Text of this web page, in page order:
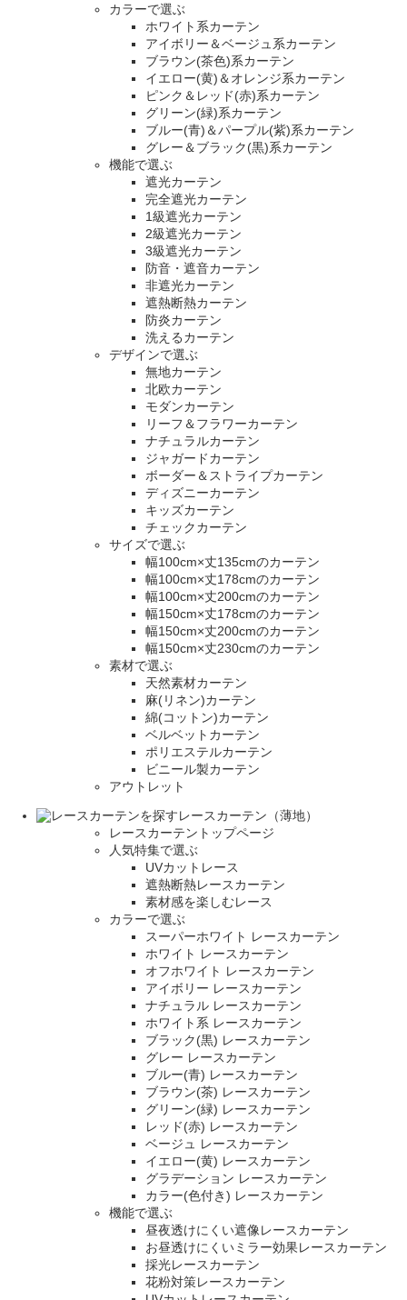
カラーで選ぶ
ホワイト系カーテン
アイボリー＆ベージュ系カーテン
ブラウン(茶色)系カーテン
イエロー(黄)＆オレンジ系カーテン
ピンク＆レッド(赤)系カーテン
グリーン(緑)系カーテン
ブルー(青)＆パープル(紫)系カーテン
グレー＆ブラック(黒)系カーテン
機能で選ぶ
遮光カーテン
完全遮光カーテン
1級遮光カーテン
2級遮光カーテン
3級遮光カーテン
防音・遮音カーテン
非遮光カーテン
遮熱断熱カーテン
防炎カーテン
洗えるカーテン
デザインで選ぶ
無地カーテン
北欧カーテン
モダンカーテン
リーフ＆フラワーカーテン
ナチュラルカーテン
ジャガードカーテン
ボーダー＆ストライプカーテン
ディズニーカーテン
キッズカーテン
チェックカーテン
サイズで選ぶ
幅100cm×丈135cmのカーテン
幅100cm×丈178cmのカーテン
幅100cm×丈200cmのカーテン
幅150cm×丈178cmのカーテン
幅150cm×丈200cmのカーテン
幅150cm×丈230cmのカーテン
素材で選ぶ
天然素材カーテン
麻(リネン)カーテン
綿(コットン)カーテン
ベルベットカーテン
ポリエステルカーテン
ビニール製カーテン
アウトレット
レースカーテン（薄地）
レースカーテントップページ
人気特集で選ぶ
UVカットレース
遮熱断熱レースカーテン
素材感を楽しむレース
カラーで選ぶ
スーパーホワイト レースカーテン
ホワイト レースカーテン
オフホワイト レースカーテン
アイボリー レースカーテン
ナチュラル レースカーテン
ホワイト系 レースカーテン
ブラック(黒) レースカーテン
グレー レースカーテン
ブルー(青) レースカーテン
ブラウン(茶) レースカーテン
グリーン(緑) レースカーテン
レッド(赤) レースカーテン
ベージュ レースカーテン
イエロー(黄) レースカーテン
グラデーション レースカーテン
カラー(色付き) レースカーテン
機能で選ぶ
昼夜透けにくい遮像レースカーテン
お昼透けにくいミラー効果レースカーテン
採光レースカーテン
花粉対策レースカーテン